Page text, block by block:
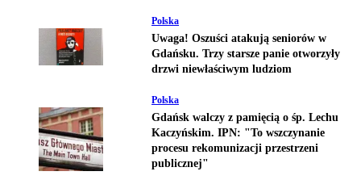
Polska
Uwaga! Oszuści atakują seniorów w
Gdańsku. Trzy starsze panie otworzyły
drzwi niewłaściwym ludziom
Polska
Gdańsk walczy z pamięcią o śp. Lechu
Kaczyńskim. IPN: "To wszczynanie
procesu rekomunizacji przestrzeni
publicznej"